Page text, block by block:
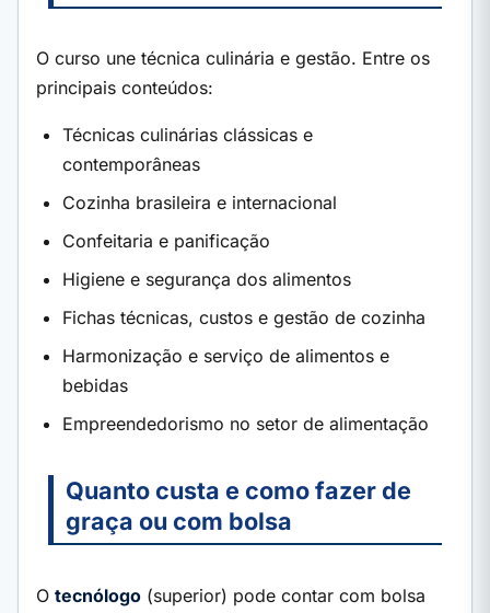
O curso une técnica culinária e gestão. Entre os
principais conteúdos:
Técnicas culinárias clássicas e
contemporâneas
Cozinha brasileira e internacional
Confeitaria e panificação
Higiene e segurança dos alimentos
Fichas técnicas, custos e gestão de cozinha
Harmonização e serviço de alimentos e
bebidas
Empreendedorismo no setor de alimentação
Quanto custa e como fazer de
graça ou com bolsa
O tecnólogo (superior) pode contar com bolsa